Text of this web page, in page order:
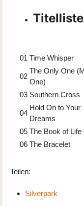
Titelliste
01 Time Whisper
02
The Only One
One)
03 Southern Cross
04
Hold On to Your
Dreams
05 The Book of Life
06 The Bracelet
Teilen:
Silverpark